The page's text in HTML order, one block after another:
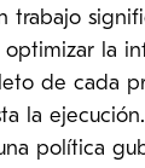
trabajo
la
de cada
la
política